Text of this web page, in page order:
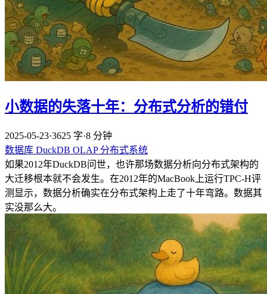
小数据的失落十年：分布式分析的错付
2025-05-23·3625 字·8 分钟
数据库 DuckDB OLAP 分布式系统
如果2012年DuckDB问世，也许那场数据分析向分布式架构的
大迁移根本就不会发生。在2012年的MacBook上运行TPC-H评
测显示，数据分析确实在分布式架构上走了十年弯路。数据其
实没那么大。